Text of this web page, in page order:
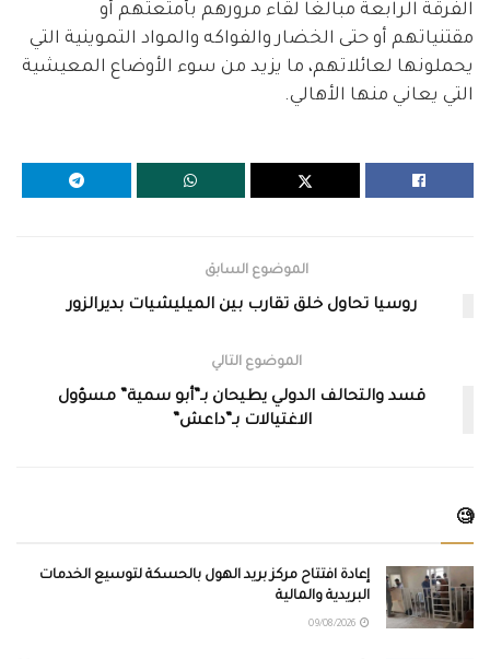
الفرقة الرابعة مبالغاً لقاء مرورهم بأمتعتهم أو
مقتنياتهم أو حتى الخضار والفواكه والمواد التموينية التي
يحملونها لعائلاتهم، ما يزيد من سوء الأوضاع المعيشية
التي يعاني منها الأهالي.
الموضوع السابق
روسيا تحاول خلق تقارب بين الميليشيات بديرالزور
الموضوع التالي
قسد والتحالف الدولي يطيحان بـ”أبو سمية” مسؤول
الاغتيالات بـ”داعش”
🧐
إعادة افتتاح مركز بريد الهول بالحسكة لتوسيع الخدمات
البريدية والمالية